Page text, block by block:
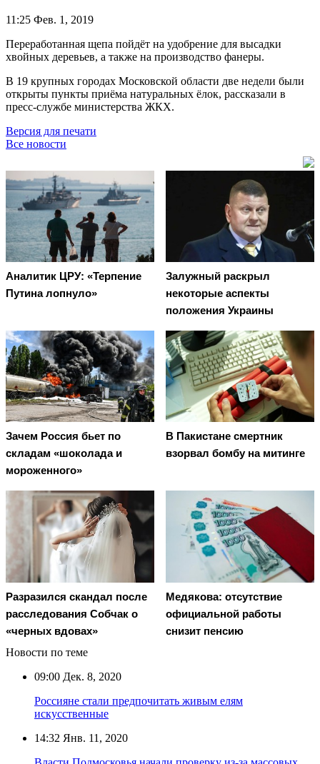
11:25 Фев. 1, 2019
Переработанная щепа пойдёт на удобрение для высадки
хвойных деревьев, а также на производство фанеры.
В 19 крупных городах Московской области две недели были
открыты пункты приёма натуральных ёлок, рассказали в
пресс-службе министерства ЖКХ.
Версия для печати
Все новости
Аналитик ЦРУ: «Терпение
Путина лопнуло»
Залужный раскрыл
некоторые аспекты
положения Украины
Зачем Россия бьет по
складам «шоколада и
мороженного»
В Пакистане смертник
взорвал бомбу на митинге
Разразился скандал после
расследования Собчак о
«черных вдовах»
Медякова: отсутствие
официальной работы
снизит пенсию
Новости по теме
09:00 Дек. 8, 2020
Россияне стали предпочитать живым елям
искусственные
14:32 Янв. 11, 2020